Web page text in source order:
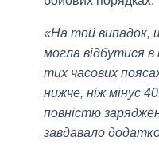
«На той випадок,
могла відбутися в
тих часових
нижче, ніж мінус
повністю
завдавало